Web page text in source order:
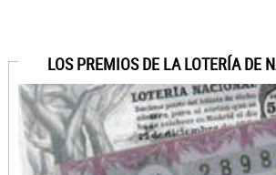
LOS PREMIOS DE LA LOTERÍA DE